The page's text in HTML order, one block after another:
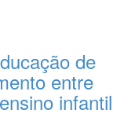
de
entre
infantil